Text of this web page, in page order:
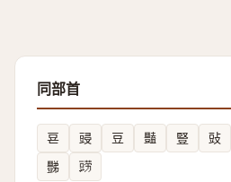
同部首
䜳 䜷 豆 豔 豎 䜴
豒
鿲